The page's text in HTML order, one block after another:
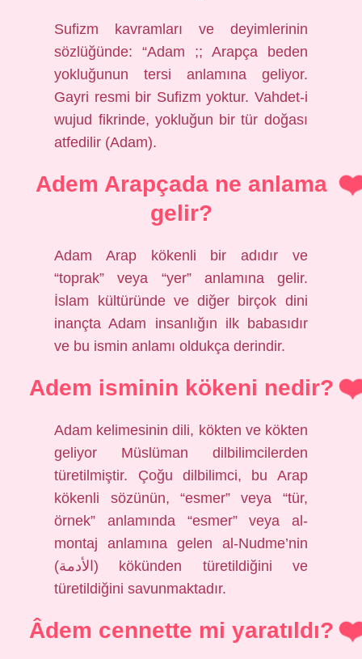
Sufizm kavramları ve deyimlerinin
sözlüğünde: “Adam ;; Arapça beden
yokluğunun tersi anlamına geliyor.
Gayri resmi bir Sufizm yoktur. Vahdet-i
wujud fikrinde, yokluğun bir tür doğası
atfedilir (Adam).
Adem Arapçada ne anlama
gelir?
Adam Arap kökenli bir adıdır ve
“toprak” veya “yer” anlamına gelir.
İslam kültüründe ve diğer birçok dini
inançta Adam insanlığın ilk babasıdır
ve bu ismin anlamı oldukça derindir.
Adem isminin kökeni nedir?
Adam kelimesinin dili, kökten ve kökten
geliyor Müslüman dilbilimcilerden
türetilmiştir. Çoğu dilbilimci, bu Arap
kökenli sözünün, “esmer” veya “tür,
örnek” anlamında “esmer” veya al-
montaj anlamına gelen al-Nudme’nin
(الأدمة) kökünden türetildiğini ve
türetildiğini savunmaktadır.
Âdem cennette mi yaratıldı?